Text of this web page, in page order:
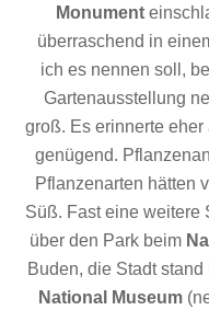
Monument
überraschend in
ich es nennen soll,
Gartenausstellung
groß. Es erinnerte
genügend.
Pflanzenarten hätten
Süß. Fast eine weitere
über den Park beim
Buden, die Stadt
National
Museum